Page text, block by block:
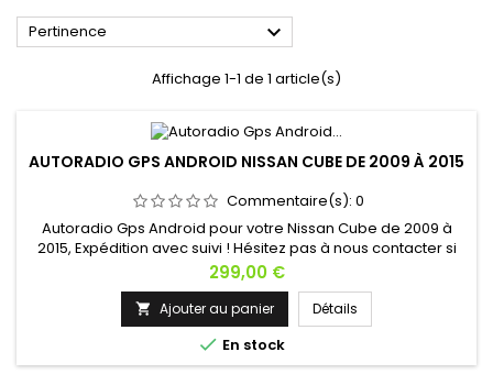
Pertinence 
Affichage 1-1 de 1 article(s)
AUTORADIO GPS ANDROID NISSAN CUBE DE 2009 À 2015
Commentaire(s): 0
Autoradio Gps Android pour votre Nissan Cube de 2009 à
2015, Expédition avec suivi ! Hésitez pas à nous contacter si
vous avez une question !
Prix
299,00 €
 Ajouter au panier Détails
 En stock